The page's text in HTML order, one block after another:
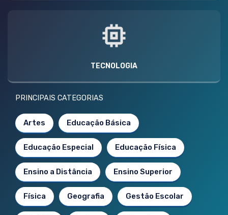
TECNOLOGIA
PRINCIPAIS CATEGORIAS
Artes Educação Básica
Educação Especial Educação Física
Ensino a Distância Ensino Superior
Física Geografia Gestão Escolar